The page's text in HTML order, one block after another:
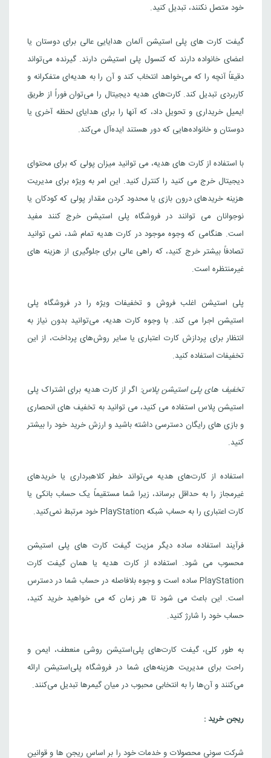
خود متصل نکنند، تبدیل کنید.
گیفت کارت های پلی استیشن آلمان هدایایی عالی برای دوستان یا
اعضای خانواده دارند که کنسول پلی استیشن دارند. گیرنده می‌تواند
دقیقاً آنچه را که می‌خواهد انتخاب کند و آن را به هدیه‌ای متفکرانه و
کاربردی تبدیل کند. کارت‌های هدیه دیجیتال را می‌توان فوراً از طریق
ایمیل خریداری و تحویل داد، که آنها را برای هدایای لحظه آخری یا
دوستان و خانواده‌هایی که دور هستند ایده‌آل می‌کند.
با استفاده از کارت های هدیه، می توانید میزان پولی که برای محتوای
دیجیتال خرج می کنید را کنترل کنید. این امر به ویژه برای مدیریت
هزینه خریدهای درون بازی یا محدود کردن مقدار پولی که کودکان یا
نوجوانان می توانند در فروشگاه پلی استیشن خرج کنند مفید
است. هنگامی که وجوه موجود در کارت هدیه تمام شد، نمی توانید
تصادفاً بیشتر خرج کنید، که راهی عالی برای جلوگیری از هزینه های
غیرمنتظره است.
پلی استیشن اغلب فروش و تخفیفات ویژه را در فروشگاه پلی
استیشن اجرا می کند. با وجوه کارت هدیه، می‌توانید بدون نیاز به
انتظار برای پردازش کارت اعتباری یا سایر روش‌های پرداخت، از این
تخفیفات استفاده کنید.
تخفیف های پلی استیشن پلاس: اگر از کارت هدیه برای اشتراک پلی
استیشن پلاس استفاده می کنید، می توانید به تخفیف های انحصاری
و بازی های رایگان دسترسی داشته باشید و ارزش خرید خود را بیشتر
کنید.
استفاده از کارت‌های هدیه می‌تواند خطر کلاهبرداری یا خریدهای
غیرمجاز را به حداقل برساند، زیرا شما مستقیماً یک حساب بانکی یا
کارت اعتباری را به حساب شبکه PlayStation خود مرتبط نمی‌کنید.
فرآیند استفاده ساده دیگر مزیت گیفت کارت های پلی استیشن
محسوب می شود. استفاده از کارت هدیه یا همان گیفت کارت
PlayStation ساده است و وجوه بلافاصله در حساب شما در دسترس
است. این باعث می شود تا هر زمان که می خواهید خرید کنید،
حساب خود را شارژ کنید.
به طور کلی، گیفت کارت‌های پلی‌استیشن روشی منعطف، ایمن و
راحت برای مدیریت هزینه‌های شما در فروشگاه پلی‌استیشن ارائه
می‌کنند و آن‌ها را به انتخابی محبوب در میان گیمرها تبدیل می‌کنند.
ریجن خرید :
شرکت سونی محصولات و خدمات خود را بر اساس ریجن ها و قوانین